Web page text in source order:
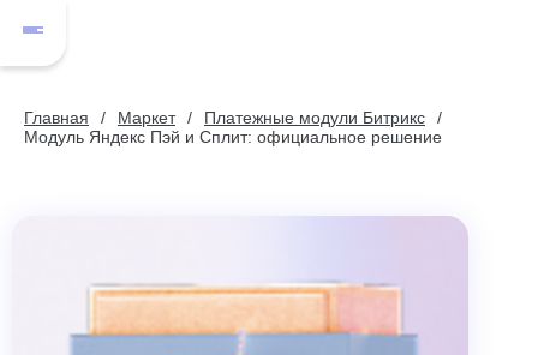
Главная Маркет
Платежные модули Битрикс
Модуль Яндекс Пэй и Сплит: официальное решение